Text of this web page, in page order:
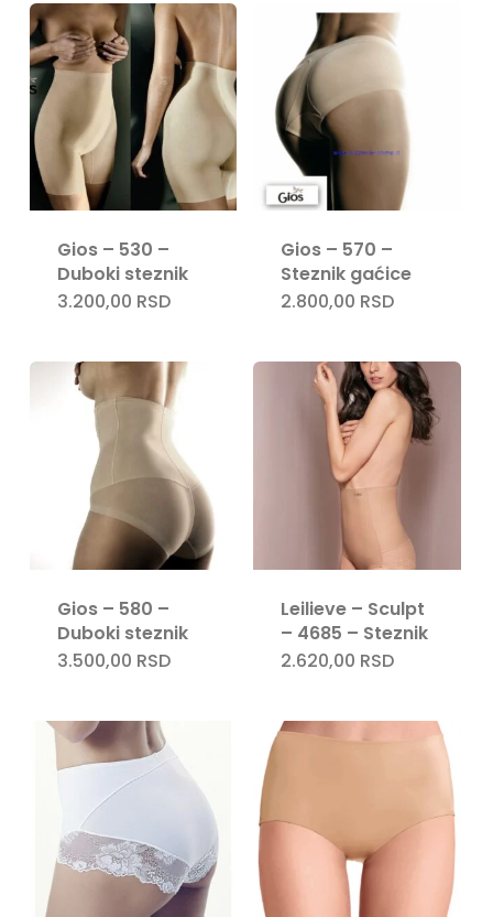
Gios – 530 –
Duboki steznik
3.200,00 RSD
Gios – 570 –
Steznik gaćice
2.800,00 RSD
Gios – 580 –
Duboki steznik
3.500,00 RSD
Leilieve – Sculpt
– 4685 – Steznik
2.620,00 RSD